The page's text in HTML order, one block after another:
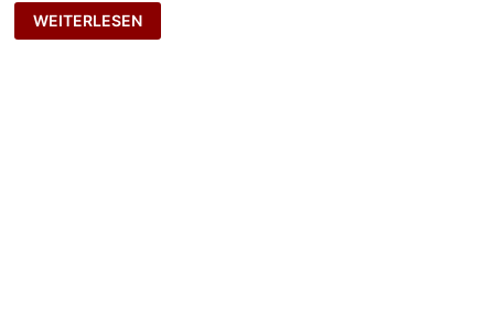
AKUSTISCHES
CHARISMA
WEITERLESEN